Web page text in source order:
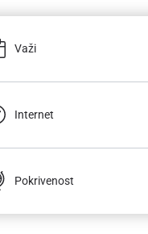
Važi
Internet
Pokrivenost